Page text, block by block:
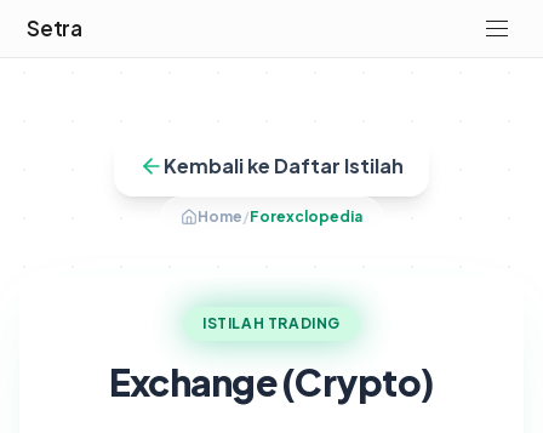
Setra
Kembali ke Daftar Istilah
Home/Forexclopedia
ISTILAH TRADING
Exchange (Crypto)